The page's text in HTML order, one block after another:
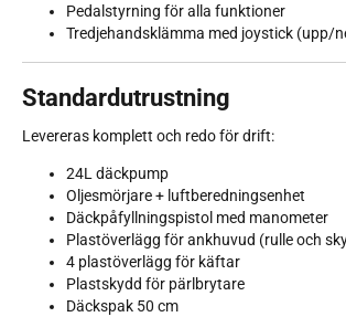
Pedalstyrning för alla funktioner
Tredjehandsklämma med joystick (upp/
Standardutrustning
Levereras komplett och redo för drift:
24L däckpump
Oljesmörjare + luftberedningsenhet
Däckpåfyllningspistol med manometer
Plastöverlägg för ankhuvud (rulle och
4 plastöverlägg för käftar
Plastskydd för pärlbrytare
Däckspak 50 cm